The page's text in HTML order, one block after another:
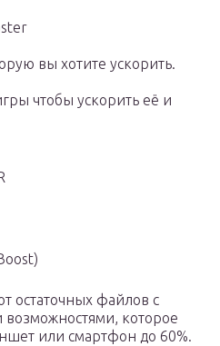
вы хотите ускорить.
чтобы ускорить её и
остаточных файлов с
которое
или смартфон до 60%.